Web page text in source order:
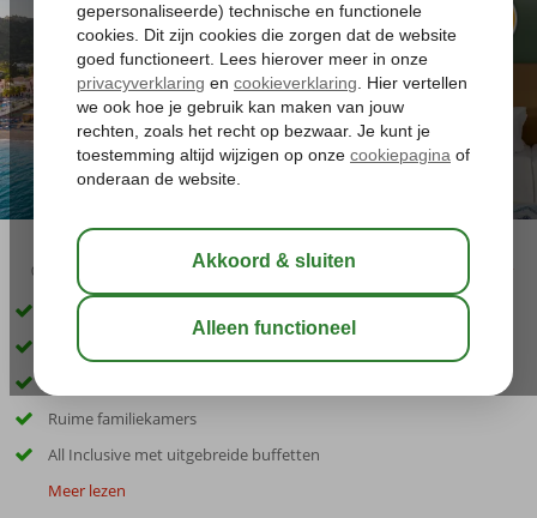
03:45 aug 32°C
Direct aan het strand van Ixia
Centraal gelegen nabij Ixia en Rhodos-Stad
Ruime familiekamers
All Inclusive met uitgebreide buffetten
Meer lezen